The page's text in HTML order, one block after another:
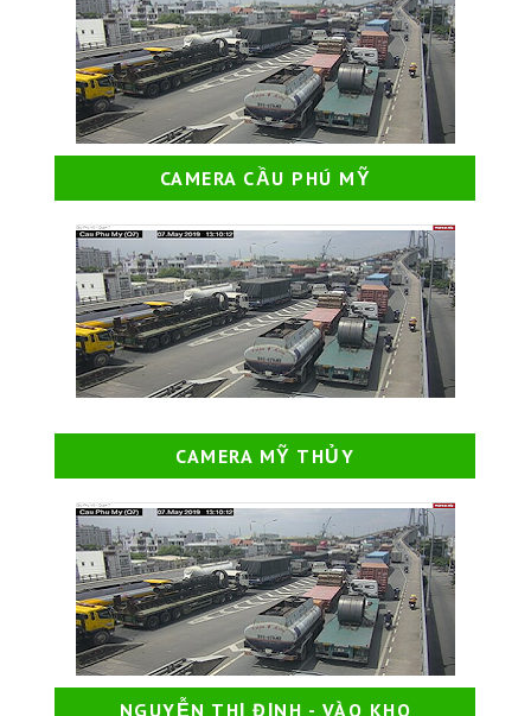
CAMERA CẦU PHÚ MỸ
CAMERA MỸ THỦY
NGUYỄN THỊ ĐỊNH - VÀO KHO